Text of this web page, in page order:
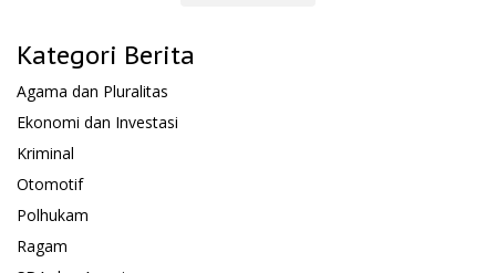
Kategori Berita
Agama dan Pluralitas
Ekonomi dan Investasi
Kriminal
Otomotif
Polhukam
Ragam